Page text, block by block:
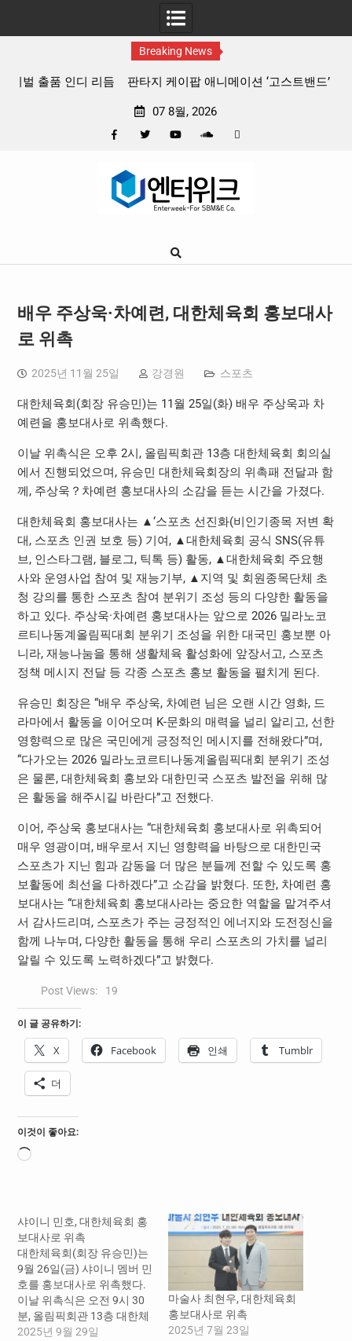
Breaking News
판타지 케이팝 애니메이션 ‘고스트밴드’ 8월 26일(수) 개봉
07 8월, 2026
Google
배우 주상욱·차예련, 대한체육회 홍보대사
로 위촉
2025년 11월 25일 강경원 스포츠
대한체육회(회장 유승민)는 11월 25일(화) 배우 주상욱과 차
예련을 홍보대사로 위촉했다.
이날 위촉식은 오후 2시, 올림픽회관 13층 대한체육회 회의실
에서 진행되었으며, 유승민 대한체육회장의 위촉패 전달과 함
께, 주상욱？차예련 홍보대사의 소감을 듣는 시간을 가졌다.
대한체육회 홍보대사는 ▲‘스포츠 선진화(비인기종목 저변 확
대, 스포츠 인권 보호 등) 기여, ▲대한체육회 공식 SNS(유튜
브, 인스타그램, 블로그, 틱톡 등) 활동, ▲대한체육회 주요행
사와 운영사업 참여 및 재능기부, ▲지역 및 회원종목단체 초
청 강의를 통한 스포츠 참여 분위기 조성 등의 다양한 활동을
하고 있다. 주상욱·차예련 홍보대사는 앞으로 2026 밀라노코
르티나동계올림픽대회 분위기 조성을 위한 대국민 홍보뿐 아
니라, 재능나눔을 통해 생활체육 활성화에 앞장서고, 스포츠
정책 메시지 전달 등 각종 스포츠 홍보 활동을 펼치게 된다.
유승민 회장은 “배우 주상욱, 차예련 님은 오랜 시간 영화, 드
라마에서 활동을 이어오며 K-문화의 매력을 널리 알리고, 선한
영향력으로 많은 국민에게 긍정적인 메시지를 전해왔다”며,
“다가오는 2026 밀라노코르티나동계올림픽대회 분위기 조성
은 물론, 대한체육회 홍보와 대한민국 스포츠 발전을 위해 많
은 활동을 해주시길 바란다”고 전했다.
이어, 주상욱 홍보대사는 “대한체육회 홍보대사로 위촉되어
매우 영광이며, 배우로서 지닌 영향력을 바탕으로 대한민국
스포츠가 지닌 힘과 감동을 더 많은 분들께 전할 수 있도록 홍
보활동에 최선을 다하겠다”고 소감을 밝혔다. 또한, 차예련 홍
보대사는 “대한체육회 홍보대사라는 중요한 역할을 맡겨주셔
서 감사드리며, 스포츠가 주는 긍정적인 에너지와 도전정신을
함께 나누며, 다양한 활동을 통해 우리 스포츠의 가치를 널리
알릴 수 있도록 노력하겠다”고 밝혔다.
Post Views: 19
이 글 공유하기:
X Facebook 인쇄 Tumblr
더
이것이 좋아요:
로
샤이니 민호, 대한체육회 홍
보대사로 위촉
대한체육회(회장 유승민)는
9월 26일(금) 샤이니 멤버 민
호를 홍보대사로 위촉했다.
이날 위촉식은 오전 9시 30
분, 올림픽회관 13층 대한체
육회 회의실에서 진행되었
2025년 9월 29일
마술사 최현우, 대한체육회
홍보대사로 위촉
2025년 7월 23일